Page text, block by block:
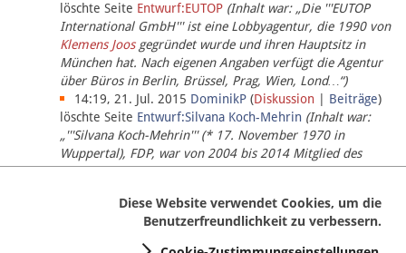
löschte Seite Entwurf:EUTOP (Inhalt war: „Die '''EUTOP
International GmbH''' ist eine Lobbyagentur, die 1990 von
Klemens Joosgegründet wurde und ihren Hauptsitz in
München hat. Nach eigenen Angaben verfügt die Agentur
über Büros in Berlin, Brüssel, Prag, Wien, Lond…“)
14:19, 21. Jul. 2015 DominikP (Diskussion Beiträge)
löschte Seite Entwurf:Silvana Koch-Mehrin (Inhalt war:
„'''Silvana Koch-Mehrin''' (* 17. November 1970 in
Wuppertal), FDP, war von 2004 bis 2014 Mitglied des
Europäischen Parlaments, seit November 2014 ist sie für
Diese Website verwendet Cookies, um die
Benutzerfreundlichkeit zu verbessern.